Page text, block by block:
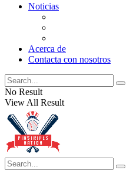
Noticias
Acerca de
Contacta con nosotros
No Result
View All Result